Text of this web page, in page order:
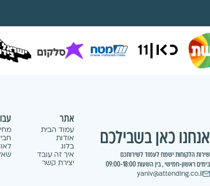
אנחנו כאן בשבילכם
שירות הלקוחות ישמח לעמוד לשירותכם
בימים ראשון-חמישי , בין השעות 09:00-18:00
yaniv@attending.co.il
אתר
עמוד הבית
אודות
בלוג
איך זה עובד
יצירת קשר